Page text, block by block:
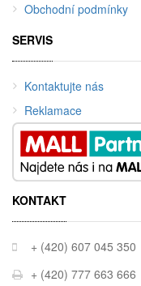
Obchodní podmínky
SERVIS
Kontaktujte nás
Reklamace
KONTAKT
+ (420) 607 045 350
+ (420) 777 663 666